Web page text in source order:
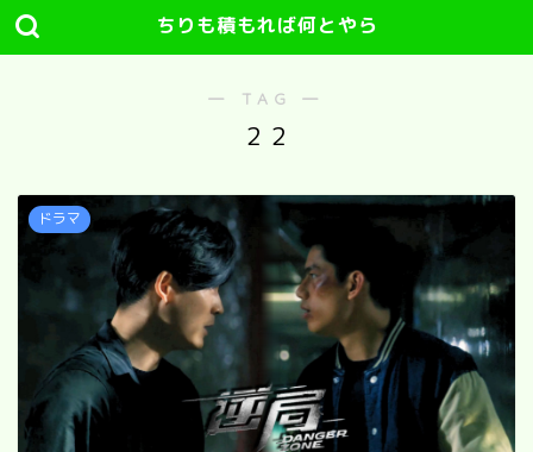
ちりも積もれば何とやら
― TAG ―
２２
ドラマ